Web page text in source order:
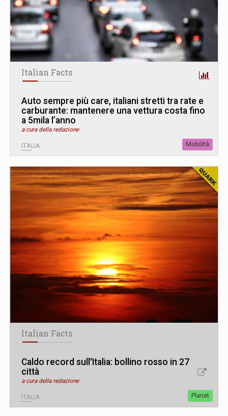
Italian Facts
Auto sempre più care, italiani stretti tra rate e
carburante: mantenere una vettura costa fino
a 5mila l’anno
a cura della redazione
ITALIA Mobilità
Italian Facts
Caldo record sull'Italia: bollino rosso in 27
città
a cura della redazione
ITALIA Planet